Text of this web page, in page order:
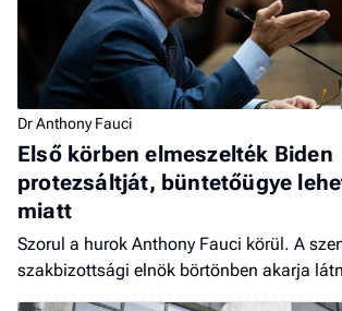
Dr Anthony Fauci
Első körben elmeszelték Biden
protezsáltját, büntetőügye
miatt
Szorul a hurok Anthony Fauci körül. A
szakbizottsági elnök börtönben akarja